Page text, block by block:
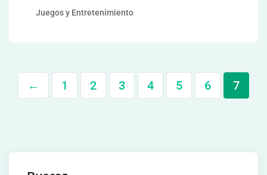
Juegos y Entretenimiento
← 1 2 3 4 5 6 7